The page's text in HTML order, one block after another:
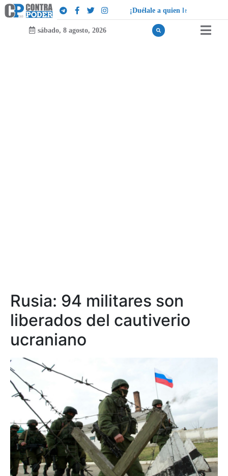
¡Duélale a quien le
sábado, 8 agosto, 2026
Rusia: 94 militares son
liberados del cautiverio
ucraniano